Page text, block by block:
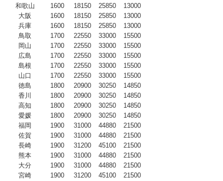
和歌山
1600 18150 25850
13000
大阪
1600 18150 25850
13000
兵庫
1600 18150 25850
13000
鳥取
1700 22550 33000
15500
岡山
1700 22550 33000
15500
広島
1700 22550 33000
15500
島根
1700 22550 33000
15500
山口
1700 22550 33000
15500
徳島
1800 20900 30250
14850
香川
1800 20900 30250
14850
高知
1800 20900 30250
14850
愛媛
1800 20900 30250
14850
福岡
1900 31000 44880
21500
佐賀
1900 31000 44880
21500
長崎
1900 31200 45100
21500
熊本
1900 31000 44880
21500
大分
1900 31000 44880
21500
宮崎
1900 31200 45100
21500